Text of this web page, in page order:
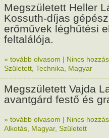
Megszületett Heller
Kossuth-díjas
erőművek léghűtési
feltalálója.
» tovább olvasom | Nincs
Született Technika Magyar
Megszületett Vajda
avantgárd festő és
» tovább olvasom | Nincs
Alkotás Magyar, Született